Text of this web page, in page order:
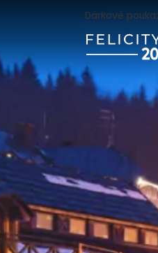
Dárkové